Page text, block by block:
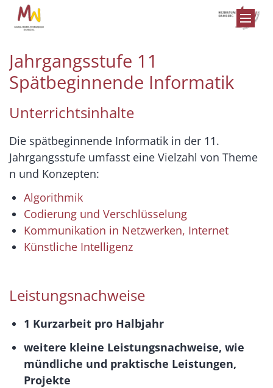
Zum Inhalt springen
Jahrgangsstufe 11
Spätbeginnende Informatik
Unterrichtsinhalte
Die spätbeginnende Informatik in der 11.
Jahrgangsstufe umfasst eine Vielzahl von Theme
n und Konzepten:
Algorithmik
Codierung und Verschlüsselung
Kommunikation in Netzwerken, Internet
Künstliche Intelligenz
Leistungsnachweise
1 Kurzarbeit pro Halbjahr
weitere kleine Leistungsnachweise, wie
mündliche und praktische Leistungen,
Projekte